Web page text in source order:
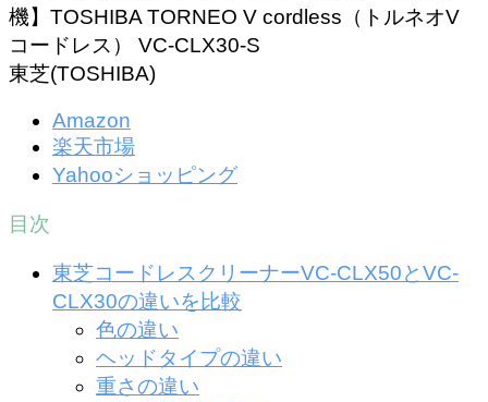
機】TOSHIBA TORNEO V cordless（トルネオV
コードレス） VC-CLX30-S
東芝(TOSHIBA)
Amazon
楽天市場
Yahooショッピング
目次
東芝コードレスクリーナーVC-CLX50とVC-
CLX30の違いを比較
色の違い
ヘッドタイプの違い
重さの違い